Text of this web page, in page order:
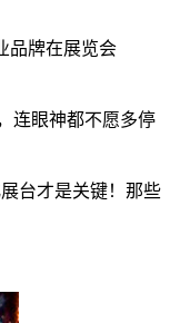
品牌在展览会
连眼神都不愿多停
台才是关键！那些